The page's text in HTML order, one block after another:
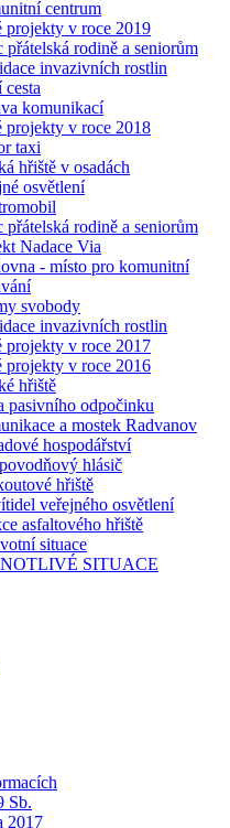
centrum
projekty v roce 2019
přátelská rodině a seniorům
invazivních rostlin
cesta
komunikací
projekty v roce 2018
taxi
hřiště v osadách
osvětlení
přátelská rodině a seniorům
Nadace Via
- místo pro komunitní
svobody
invazivních rostlin
projekty v roce 2017
projekty v roce 2016
hřiště
pasivního odpočinku
a mostek Radvanov
hospodářství
hlásič
hřiště
veřejného osvětlení
asfaltového hřiště
situace
SITUACE
Sb.
2017